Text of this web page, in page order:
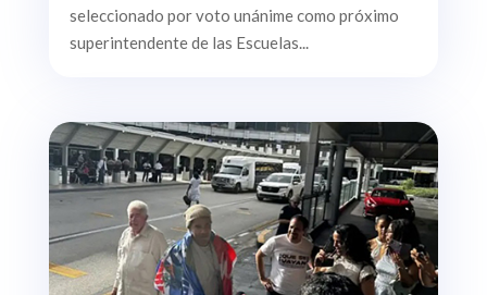
seleccionado por voto unánime como próximo
superintendente de las Escuelas...